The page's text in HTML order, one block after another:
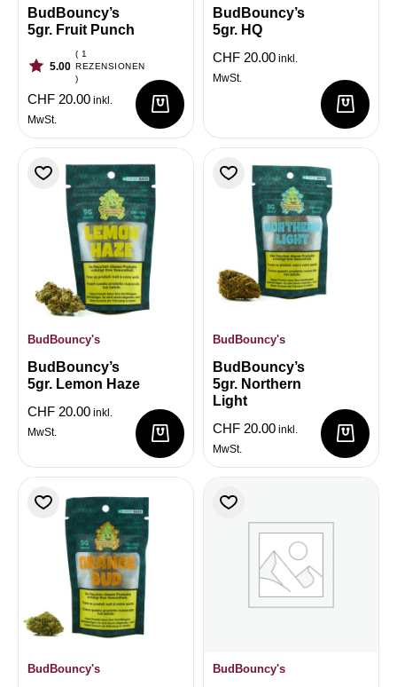
BudBouncy’s
5gr. Fruit Punch
5.00
( 1
REZENSIONEN
)
CHF 20.00 inkl.
MwSt.
BudBouncy’s
5gr. HQ
CHF 20.00 inkl.
MwSt.
BudBouncy's
BudBouncy’s
5gr. Lemon Haze
CHF 20.00 inkl.
MwSt.
BudBouncy's
BudBouncy’s
5gr. Northern
Light
CHF 20.00 inkl.
MwSt.
BudBouncy's BudBouncy's